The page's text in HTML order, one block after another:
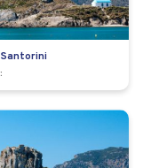
Santorini